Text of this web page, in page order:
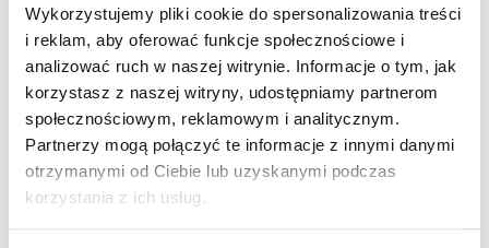
Wykorzystujemy pliki cookie do spersonalizowania treści
i reklam, aby oferować funkcje społecznościowe i
analizować ruch w naszej witrynie. Informacje o tym, jak
korzystasz z naszej witryny, udostępniamy partnerom
społecznościowym, reklamowym i analitycznym.
Partnerzy mogą połączyć te informacje z innymi danymi
otrzymanymi od Ciebie lub uzyskanymi podczas
korzystania z ich usług.
kablowe, spełniające wymogi odporności mechanicznej
i korozyjnej, zaprojektowane do pracy w trudnych
warunkach przemysłowych i terenowych. Nasze
rozwiązania wspierały bezpieczne i trwałe prowadzenie
instalacji elektrycznych.